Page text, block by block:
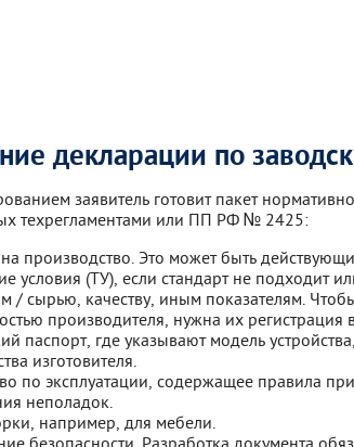
декларации по
заявитель готовит пакет
техрегламентами или ПП РФ № 2425:
производство. Это может быть
условия (ТУ), если стандарт не подходит
/ сырью, качеству, иным показателям.
производителя, нужна их регистрация
паспорт, где указывают модель
изготовителя.
по эксплуатации, содержащее правила
неполадок.
например, для мебели.
безопасности. Разработка документа